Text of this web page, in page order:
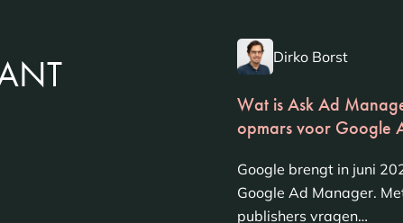
Dirko Borst
Wat is Ask Ad
opmars voor Google
Google brengt in juni
Google Ad Manager.
publishers vragen…